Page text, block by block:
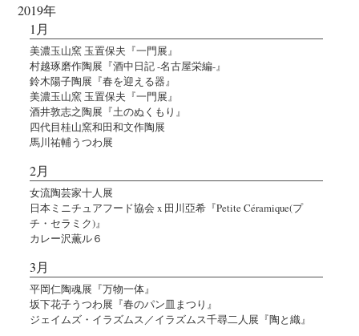
2019年
1月
美濃玉山窯 玉置保夫『一門展』
村越琢磨作陶展『酒中日記 -名古屋栄編-』
鈴木陽子陶展『春を迎える器』
美濃玉山窯 玉置保夫『一門展』
酒井敦志之陶展『土のぬくもり』
四代目桂山窯和田和文作陶展
馬川祐輔うつわ展
2月
女流陶芸家十人展
日本ミニチュアフード協会 x 田川亞希『Petite Céramique(プ
チ・セラミク)』
カレー沢薫ル６
3月
平岡仁陶魂展『万物一体』
坂下花子うつわ展『春のパン皿まつり』
ジェイムズ・イラズムス／イラズムス千尋二人展『陶と織』